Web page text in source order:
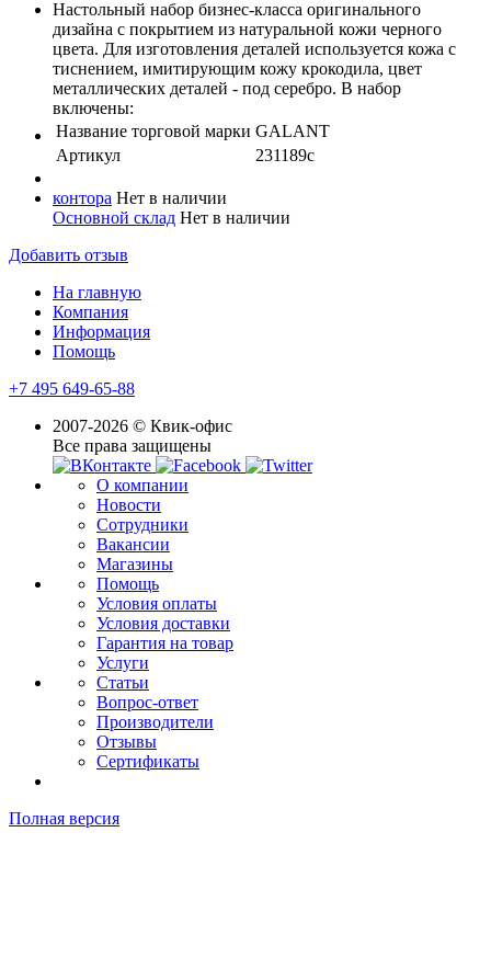
Настольный набор бизнес-класса оригинального
дизайна с покрытием из натуральной кожи черного
цвета. Для изготовления деталей используется кожа с
тиснением, имитирующим кожу крокодила, цвет
металлических деталей - под серебро. В набор
включены:
Название торговой марки GALANT
Артикул
231189с
контора Нет в наличии
Основной склад Нет в наличии
Добавить отзыв
На главную
Компания
Информация
Помощь
+7 495 649-65-88
2007-2026 © Квик-офис
Все права защищены
О компании
Новости
Сотрудники
Вакансии
Магазины
Помощь
Условия оплаты
Условия доставки
Гарантия на товар
Услуги
Статьи
Вопрос-ответ
Производители
Отзывы
Сертификаты
Полная версия